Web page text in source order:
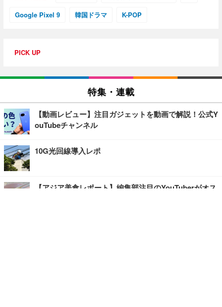
Google Pixel 9 韓国ドラマ K-POP
PICK UP
特集・連載
【動画レビュー】注目ガジェットを動画で解説！公式Y
ouTubeチャンネル
10G光回線導入レポ
【アジア美食レポート】編集部注目のYouTuberがオス